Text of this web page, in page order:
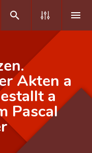
Akten a
a
Pascal